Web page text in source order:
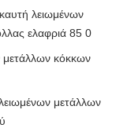
λειωμένων
ελαφριά 85 0
μετάλλων κόκκων
μετάλλων